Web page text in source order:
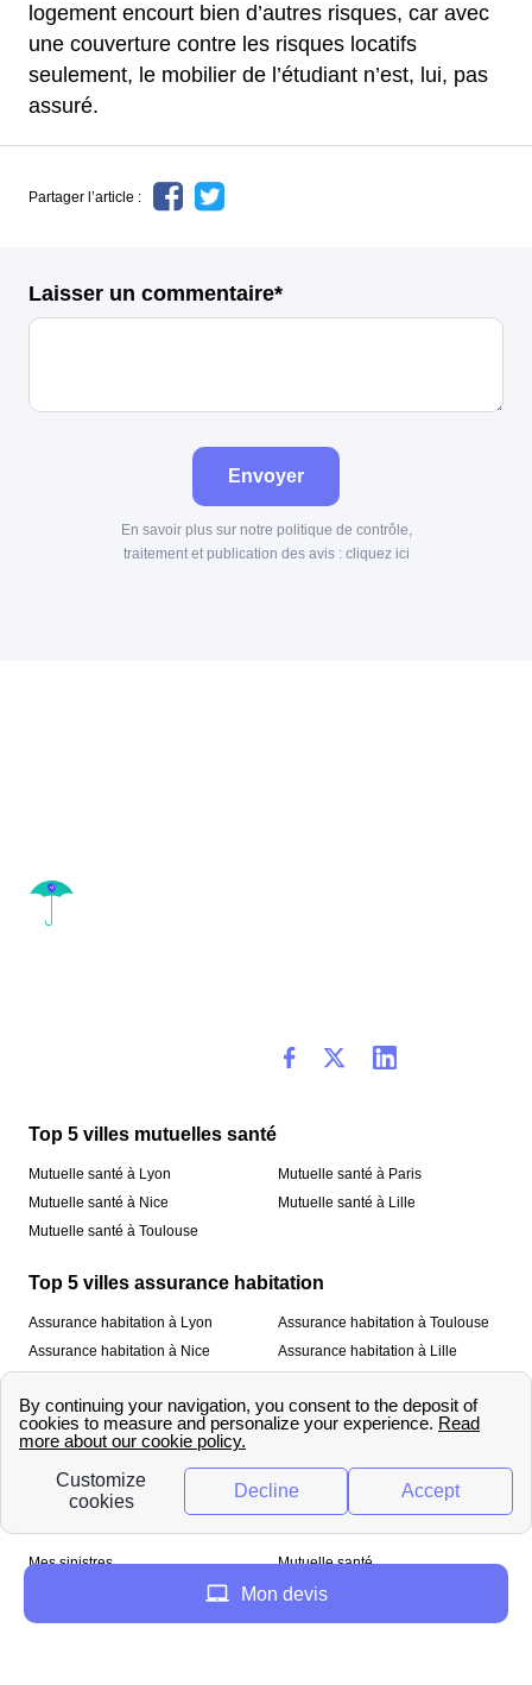
logement encourt bien d’autres risques, car avec
une couverture contre les risques locatifs
seulement, le mobilier de l’étudiant n’est, lui, pas
assuré.
Partager l’article :
Laisser un commentaire*
Envoyer
En savoir plus sur notre politique de contrôle,
traitement et publication des avis : cliquez ici
Top 5 villes mutuelles santé
Mutuelle santé à Lyon
Mutuelle santé à Nice
Mutuelle santé à Toulouse
Mutuelle santé à Paris
Mutuelle santé à Lille
Top 5 villes assurance habitation
Assurance habitation à Lyon
Assurance habitation à Nice
Assurance habitation à Toulouse
Assurance habitation à Lille
À propos
Qui sommes-nous ? Mentions légales
Mes sinistres
Mutuelle santé
Mon devis